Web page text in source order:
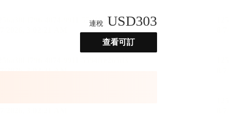
連稅 USD303
查看可訂